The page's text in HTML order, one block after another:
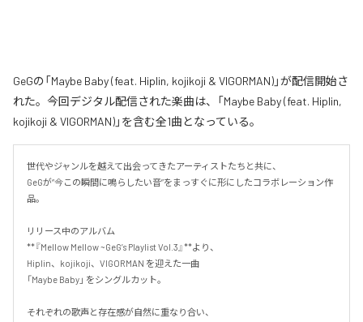
GeGの「Maybe Baby (feat. Hiplin, kojikoji & VIGORMAN)」が配信開始さ
れた。今回デジタル配信された楽曲は、「Maybe Baby (feat. Hiplin,
kojikoji & VIGORMAN)」を含む全1曲となっている。
世代やジャンルを越えて出会ってきたアーティストたちと共に、
GeGが“今この瞬間に鳴らしたい音”をまっすぐに形にしたコラボレーション作
品。
リリース中のアルバム
**『Mellow Mellow ~GeG’s Playlist Vol.3』**より、
Hiplin、kojikoji、VIGORMAN を迎えた一曲
「Maybe Baby」 をシングルカット。
それぞれの歌声と存在感が自然に重なり合い、